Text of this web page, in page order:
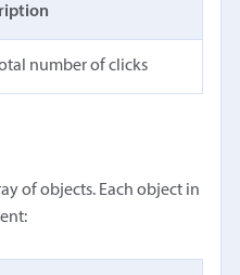
number of clicks
of objects. Each object in